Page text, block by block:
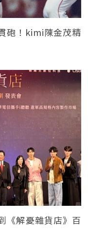
砲！kimi陳金茂精
《解憂雜貨店》百